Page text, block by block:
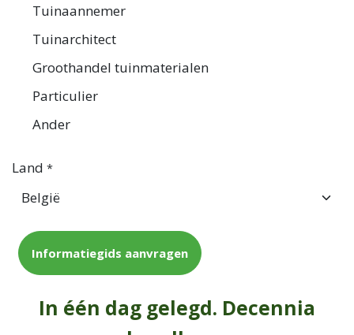
Tuinaannemer
Tuinarchitect
Groothandel tuinmaterialen
Particulier
Ander
Land *
Informatiegids aanvragen
In één dag gelegd. Decennia